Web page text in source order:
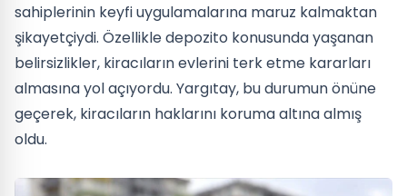
sahiplerinin keyfi uygulamalarına maruz kalmaktan
şikayetçiydi. Özellikle depozito konusunda yaşanan
belirsizlikler, kiracıların evlerini terk etme kararları
almasına yol açıyordu. Yargıtay, bu durumun önüne
geçerek, kiracıların haklarını koruma altına almış
oldu.